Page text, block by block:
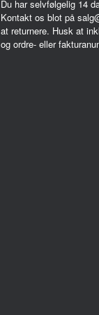
Du har selvfølgelig 14
Kontakt os blot på
at returnere. Husk at
og ordre- eller